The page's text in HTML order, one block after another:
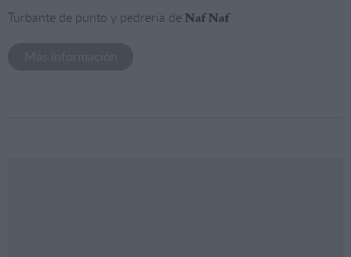
Turbante de punto y pedrería de Naf Naf